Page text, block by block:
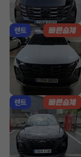
렌트
렌트